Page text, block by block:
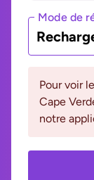
Mode de
Pour voir
Cape
notre